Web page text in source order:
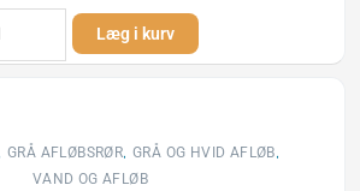
Læg i kurv
GRÅ AFLØBSRØR, GRÅ OG HVID AFLØB,
VAND OG AFLØB